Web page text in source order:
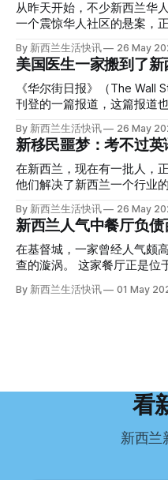
从昨天开始，不少新西兰华
一个震惊华人社区的悬案，正在审理。 涉
告，站在了法庭，被控与一位
的复杂程度，远超人们的想象。 神秘的黑色塑料袋
回到2024年3月12日。 新西兰一个名叫Paul Middleton的老
人，在奥克兰Gulf Harbour
里面是一堆衣服。 再扒开衣服，他看到了一只手，一只人
腰部对折，黑色胶带缠着头
状。 两个10公斤的米袋装满了石头，用胶带死死缠在尸体
上。 死者是亚洲面孔的老年女性，头部、脸、胳膊都有钝器
伤，当时身穿一件“娟燕牌”内衣和黑
Operation Parade的案子，开始调查。 米袋
关键，是两个米袋。这两个
园石头。 每个米袋上都有序列号。 警察一家家查，发现这批
米是在奥克兰北岸一家超市
By 新西兰生活快讯 26 May
美国医生一家搬到了新
《华尔街日报》（The Wall
刊登的一篇报道，这篇报道
趣： “精疲力尽的美国医生，正在离开美国，前往新西兰一座
偏远小镇。” “精疲力尽的美国医生”搬家新西兰 四年前，在加
州拉霍亚（La Jolla）一家医
Williams医生达到了崩溃的边缘。 患者人数激增、
缺、医疗事故诉讼的威胁，
（PTSD）。他的其中一位同事甚
弃从医，但他不想再在美国行医了。 于是，他
Ellen Williams开始在欧洲寻找更好的
到了一封来自新西兰医疗招聘人员的信。
义。”现年39岁的加州人Brandon说道。 2024
By 新西兰生活快讯 26 May
新移民噩梦：考不过
在新西兰，现在有一批人，正站
他们解决了新西兰一个行业
试，不得不在几年内离开这个国家。 一位移民
“如果我们真能考到那个分数，
语，他们一直无法上岸 来自菲律宾的Ryan De Guzman，就是
这批人中的一员。 2023年，当他看到新西兰招聘海外公交司
机的信息时，几乎没有犹豫就提交了申
年3月抵达奥克兰。 当时心里盘算着：努力工作两年，申请居
所需的英语门槛。 De Guzman选择了另一项考试——
Pearson Test of English，
By 新西兰生活快讯 26 May
新西兰人气中餐厅负
在基督城，一家曾经人气颇
查的漩涡。 这家餐厅正是位于Lincoln Rd的Maxine’s Palace。
其背后的公司已进入清算程
引人关注的是——清算人目前无
纽币，员工索赔金额仍在核算中。 整体债务规模
这导致公司财务记录尚未完
By 新西兰生活快讯 01 May
看
新西兰